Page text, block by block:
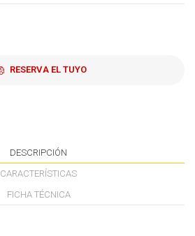
RESERVA EL TUYO
DESCRIPCIÓN
CARACTERÍSTICAS
FICHA TÉCNICA